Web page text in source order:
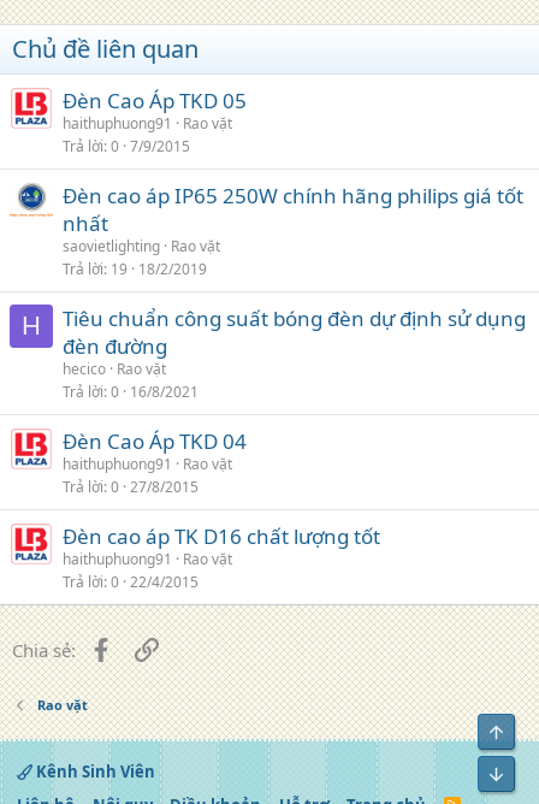
Chủ đề liên quan
Đèn Cao Áp TKD 05
haithuphuong91
Rao vặt
Trả lời 0 7/9/2015
Đèn cao áp IP65 250W chính hãng philips giá tốt
nhất
saovietlighting Rao vặt
Trả lời 19 18/2/2019
H
Tiêu chuẩn công suất bóng đèn dự định sử dụng
đèn đường
hecico Rao vặt
Trả lời 0 16/8/2021
Đèn Cao Áp TKD 04
haithuphuong91
Rao vặt
Trả lời 0 27/8/2015
Đèn cao áp TK D16 chất lượng tốt
haithuphuong91
Rao vặt
Trả lời 0 22/4/2015
Chia sẻ: FacebookLiên kết
Rao vặt
Kênh Sinh Viên
Top